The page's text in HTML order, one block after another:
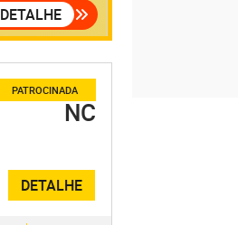
DETALHE
PATROCINADA
NC
DETALHE